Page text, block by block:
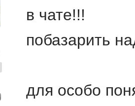
в чате!!!
побазарить
для особо